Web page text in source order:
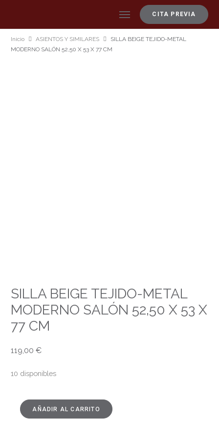
CITA PREVIA
Inicio ASIENTOS Y SIMILARES
SILLA BEIGE TEJIDO-METAL
MODERNO SALÓN 52,50 X 53 X 77 CM
SILLA BEIGE TEJIDO-METAL
MODERNO SALÓN 52,50 X 53 X
77 CM
119,00€
10 disponibles
SILLA
BEIGE
AÑADIR AL CARRITO